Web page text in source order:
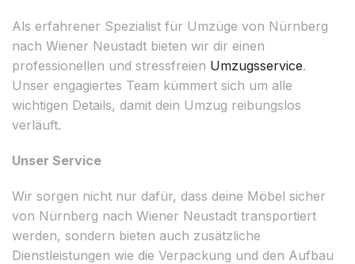
Als erfahrener Spezialist für Umzüge von Nürnberg
nach Wiener Neustadt bieten wir dir einen
professionellen und stressfreien Umzugsservice.
Unser engagiertes Team kümmert sich um alle
wichtigen Details, damit dein Umzug reibungslos
verläuft.
Unser Service
Wir sorgen nicht nur dafür, dass deine Möbel sicher
von Nürnberg nach Wiener Neustadt transportiert
werden, sondern bieten auch zusätzliche
Dienstleistungen wie die Verpackung und den Aufbau